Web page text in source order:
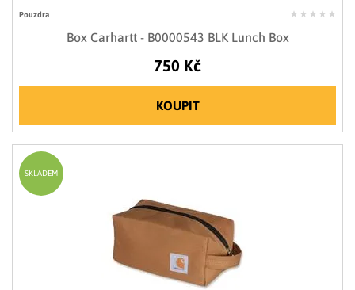
Pouzdra
Box Carhartt - B0000543 BLK Lunch Box
750 Kč
KOUPIT
SKLADEM